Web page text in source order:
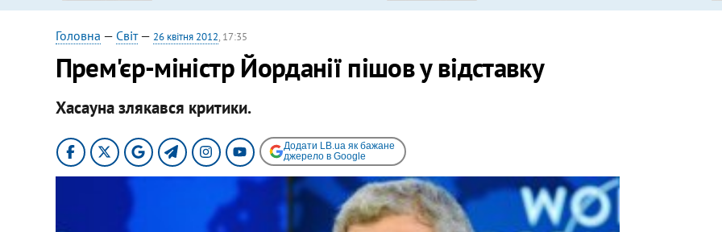
Головна — Світ— 26 квітня 2012, 17:35
Прем'єр-міністр Йорданії пішов у відставку
Хасауна злякався критики.
Додати LB.ua як бажане
джерело в Google